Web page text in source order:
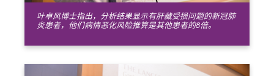
叶卓风博士指出，分析结果显示有肝藏受损问题的新冠肺
炎患者，他们病情恶化风险推算是其他患者的8倍。